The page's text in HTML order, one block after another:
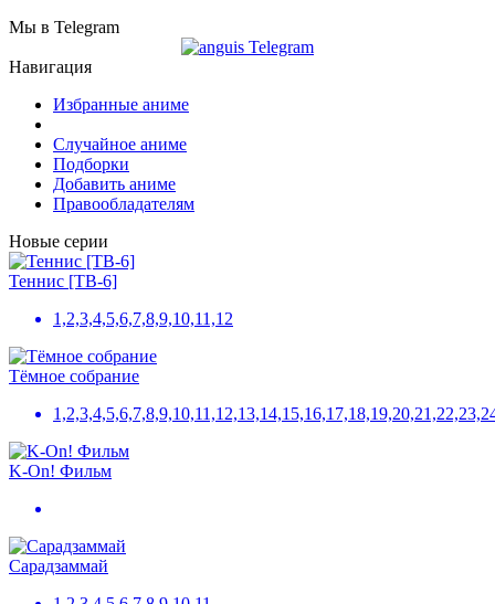
Мы в Telegram
Навигация
Избранные аниме
Случайное аниме
Подборки
Добавить аниме
Правообладателям
Новые серии
Теннис [ТВ-6]
1,2,3,4,5,6,7,8,9,10,11,12
Тёмное собрание
K-On! Фильм
Сарадзаммай